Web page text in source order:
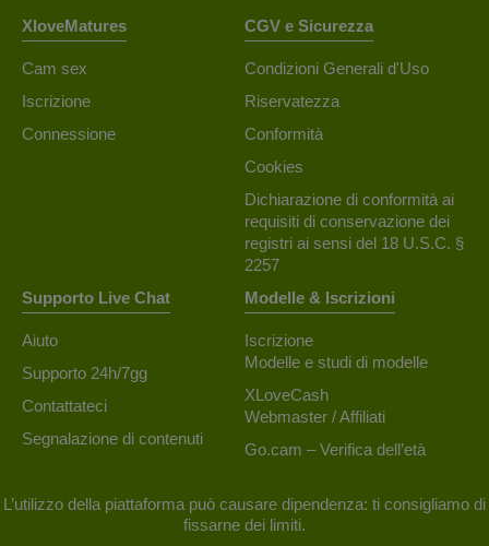
XloveMatures
Cam sex
Iscrizione
Connessione
CGV e Sicurezza
Condizioni Generali d'Uso
Riservatezza
Conformità
Cookies
Dichiarazione di conformità ai
requisiti di conservazione dei
registri ai sensi del 18 U.S.C. §
2257
Supporto Live Chat
Aiuto
Supporto 24h/7gg
Contattateci
Segnalazione di contenuti
Modelle & Iscrizioni
Iscrizione
Modelle e studi di modelle
XLoveCash
Webmaster / Affiliati
Go.cam – Verifica dell’età
L’utilizzo della piattaforma può causare dipendenza: ti consigliamo di
fissarne dei limiti.